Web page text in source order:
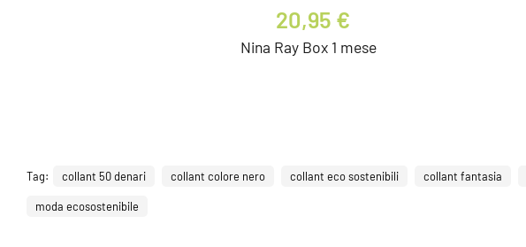
20,95 €
Nina Ray Box 1 mese
Tag: collant 50 denari collant colore nero collant eco sostenibili collant fantasia
moda ecosostenibile